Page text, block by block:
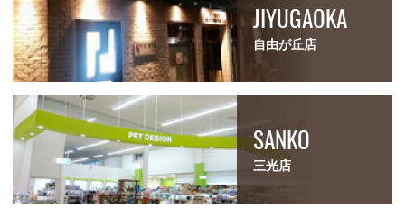
JIYUGAOKA
自由が丘店
SANKO
三光店